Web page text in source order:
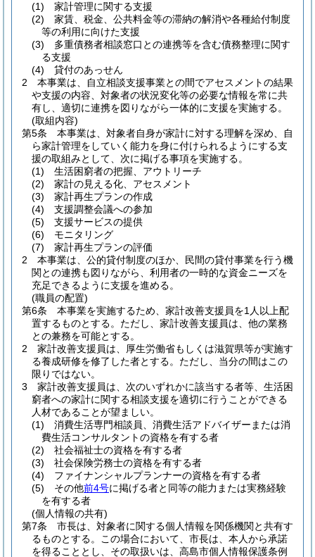
(1)
家計管理に関する支援
(2)
家賃、税金、公共料金等の滞納の解消や各種給付制度
等の利用に向けた支援
(3)
多重債務者相談窓口との連携等を含む債務整理に関す
る支援
(4)
貸付のあっせん
2
本事業は、自立相談支援事業との間でアセスメントの結果
や支援の内容、対象者の状況変化等の必要な情報を常に共
有し、適切に連携を図りながら一体的に支援を実施する。
(取組内容)
第5条
本事業は、対象者自身が家計に対する理解を深め、自
ら家計管理をしていく能力を身に付けられるようにする支
援の取組みとして、次に掲げる事項を実施する。
(1)
生活困窮者の把握、アウトリーチ
(2)
家計の見える化、アセスメント
(3)
家計再生プランの作成
(4)
支援調整会議への参加
(5)
支援サービスの提供
(6)
モニタリング
(7)
家計再生プランの評価
2
本事業は、公的貸付制度のほか、民間の貸付事業を行う機
関との連携も図りながら、利用者の一時的な資金ニーズを
充足できるように支援を進める。
(職員の配置)
第6条
本事業を実施するため、家計改善支援員を1人以上配
置するものとする。 ただし、家計改善支援員は、他の業務
との兼務を可能とする。
2
家計改善支援員は、厚生労働省もしくは滋賀県等が実施す
る養成研修を修了した者とする。 ただし、当分の間はこの
限りではない。
3
家計改善支援員は、次のいずれかに該当する者等、生活困
窮者への家計に関する相談支援を適切に行うことができる
人材であることが望ましい。
(1)
消費生活専門相談員、消費生活アドバイザーまたは消
費生活コンサルタントの資格を有する者
(2)
社会福祉士の資格を有する者
(3)
社会保険労務士の資格を有する者
(4)
ファイナンシャルプランナーの資格を有する者
(5)
その他前4号に掲げる者と同等の能力または実務経験
を有する者
(個人情報の共有)
第7条
市長は、対象者に関する個人情報を関係機関と共有す
るものとする。
この場合において、市長は、本人から承諾
を得ることとし、その取扱いは、高島市個人情報保護条例